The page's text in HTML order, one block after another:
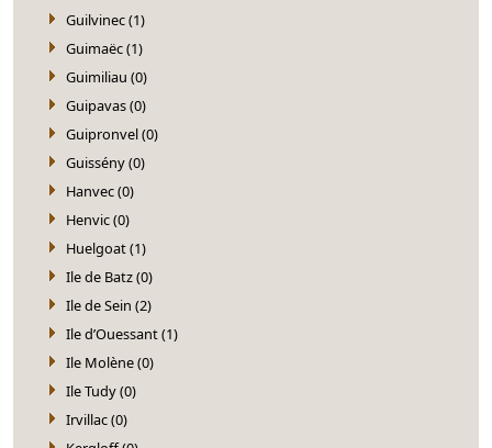
Guilvinec (1)
Guimaëc (1)
Guimiliau (0)
Guipavas (0)
Guipronvel (0)
Guissény (0)
Hanvec (0)
Henvic (0)
Huelgoat (1)
Ile de Batz (0)
Ile de Sein (2)
Ile d’Ouessant (1)
Ile Molène (0)
Ile Tudy (0)
Irvillac (0)